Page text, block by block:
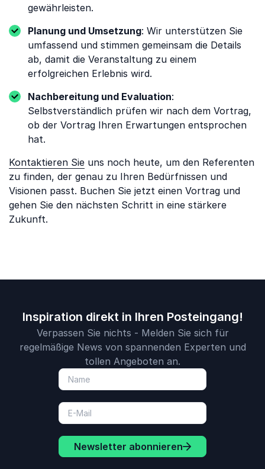
gewährleisten.
Planung und Umsetzung: Wir unterstützen Sie
umfassend und stimmen gemeinsam die Details
ab, damit die Veranstaltung zu einem
erfolgreichen Erlebnis wird.
Nachbereitung und Evaluation:
Selbstverständlich prüfen wir nach dem Vortrag,
ob der Vortrag Ihren Erwartungen entsprochen
hat.
Kontaktieren Sie uns noch heute, um den Referenten
zu finden, der genau zu Ihren Bedürfnissen und
Visionen passt. Buchen Sie jetzt einen Vortrag und
gehen Sie den nächsten Schritt in eine stärkere
Zukunft.
Inspiration direkt in Ihren Posteingang!
Verpassen Sie nichts - Melden Sie sich für
regelmäßige News von spannenden Experten und
tollen Angeboten an.
Newsletter abonnieren